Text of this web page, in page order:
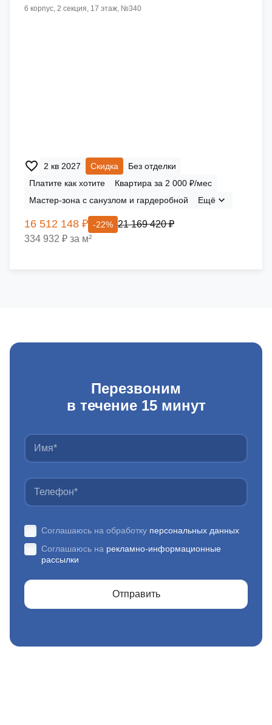
6 корпус, 2 секция, 17 этаж, №340
2 кв 2027 Скидка
Без отделки
Платите как хотите
Квартира за 2 000 ₽/мес
Мастер-зона с санузлом и гардеробной
Ещё
16 512 148 ₽ -22% 21 169 420 ₽
334 932 ₽ за м²
Перезвоним
в течение 15 минут
Соглашаюсь на обработку персональных данных
Соглашаюсь на рекламно-информационные
рассылки
Отправить